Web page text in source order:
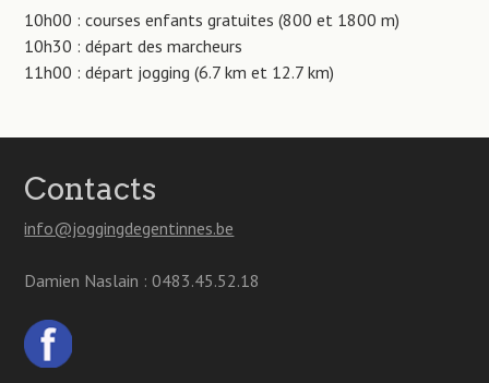
10h00 : courses enfants gratuites (800 et 1800 m)
10h30 : départ des marcheurs
11h00 : départ jogging (6.7 km et 12.7 km)
Contacts
info@joggingdegentinnes.be
Damien Naslain : 0483.45.52.18